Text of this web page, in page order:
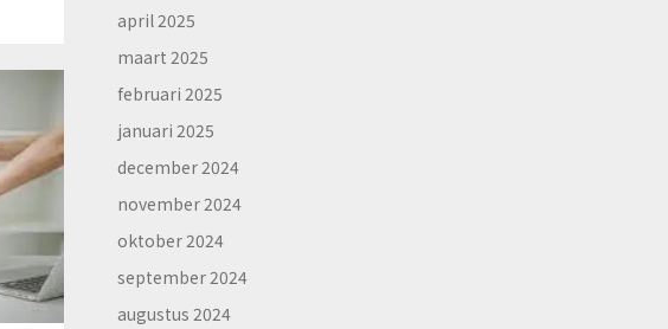
april 2025
maart 2025
februari 2025
januari 2025
december 2024
november 2024
oktober 2024
september 2024
augustus 2024